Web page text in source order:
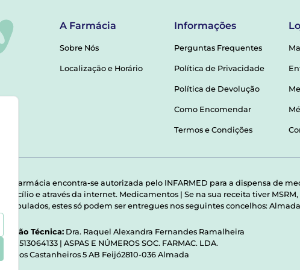
A Farmácia
Sobre Nós
Localização e Horário
Informações
Perguntas Frequentes
Política de Privacidade
Política de Devolução
Como Encomendar
Termos e Condições
Esta farmácia encontra-se autorizada pelo INFARMED para a dispensa de
domicílio e através da internet. Medicamentos | Se na sua receita tiver
Manipulados, estes só podem ser entregues nos seguintes concelhos:
Direção Técnica: Dra. Raquel Alexandra Fernandes Ramalheira
513064133 | ASPAS E NÚMEROS SOC. FARMAC. LDA.
Rua dos Castanheiros 5 AB Feijó2810-036 Almada